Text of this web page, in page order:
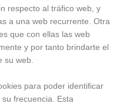
respecto al tráfico web, y
a una web recurrente. Otra
que con ellas las web
y por tanto brindarte el
su web.
para poder identificar
su frecuencia. Esta